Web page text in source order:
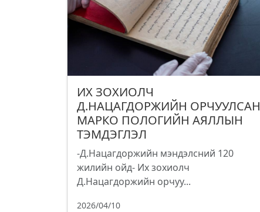
ИХ ЗОХИОЛЧ
Д.НАЦАГДОРЖИЙН ОРЧУУЛСАН
МАРКО ПОЛОГИЙН АЯЛЛЫН
ТЭМДЭГЛЭЛ
-Д.Нацагдоржийн мэндэлсний 120
жилийн ойд- Их зохиолч
Д.Нацагдоржийн орчуу...
2026/04/10